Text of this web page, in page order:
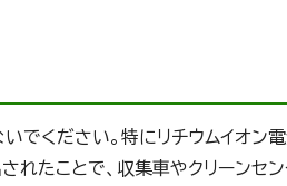
ください。特にリチウムイオン
れたことで、収集車やクリーンセ